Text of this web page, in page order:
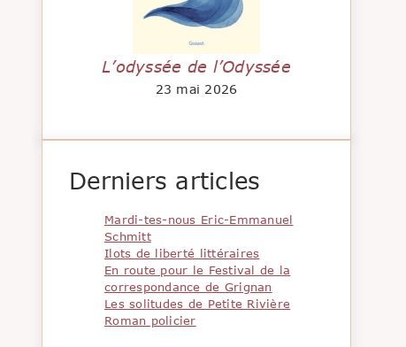
L’odyssée de l’Odyssée
23 mai 2026
Derniers articles
Mardi-tes-nous Eric-Emmanuel
Schmitt
Ilots de liberté littéraires
En route pour le Festival de la
correspondance de Grignan
Les solitudes de Petite Rivière
Roman policier